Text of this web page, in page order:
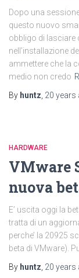
Dopo una
questo nuovo
obbligo di lasciare
nell’installazione
ammettere che la
medio non credo
By huntz 20 years
HARDWARE
VMware
nuova
E’ uscita oggi la
tratta di un
perche’ la 20925
beta di VMware).
By huntz 20 years